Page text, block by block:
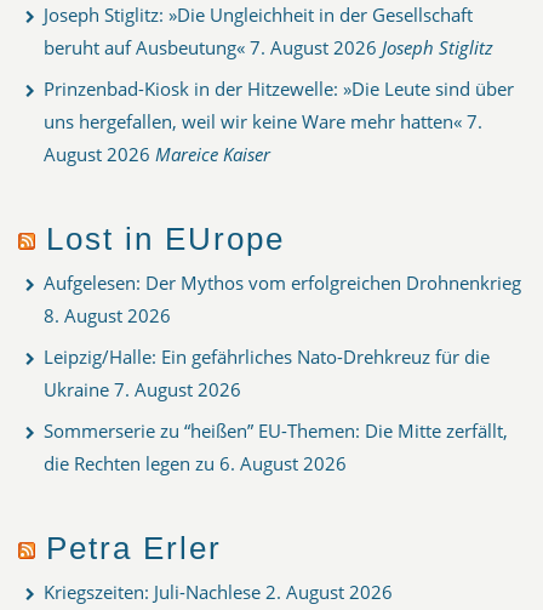
Joseph Stiglitz: »Die Ungleichheit in der Gesellschaft
beruht auf Ausbeutung« 7. August 2026 Joseph Stiglitz
Prinzenbad-Kiosk in der Hitzewelle: »Die Leute sind über
uns hergefallen, weil wir keine Ware mehr hatten« 7.
August 2026 Mareice Kaiser
Lost in EUrope
Aufgelesen: Der Mythos vom erfolgreichen Drohnenkrieg
8. August 2026
Leipzig/Halle: Ein gefährliches Nato-Drehkreuz für die
Ukraine 7. August 2026
Sommerserie zu “heißen” EU-Themen: Die Mitte zerfällt,
die Rechten legen zu 6. August 2026
Petra Erler
Kriegszeiten: Juli-Nachlese 2. August 2026